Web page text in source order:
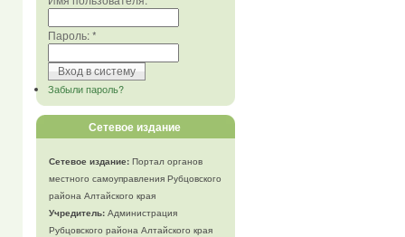
Пароль:*
Забыли пароль?
Сетевое издание
Сетевое издание:Портал органов
местного самоуправления Рубцовского
района Алтайского края
Учредитель:Администрация
Рубцовского района Алтайского края